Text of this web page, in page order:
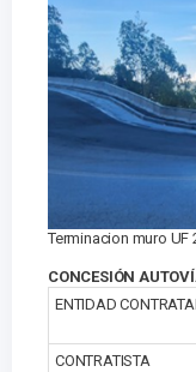
Terminacion muro UF
CONCESIÓN
ENTIDAD
CONTRATISTA